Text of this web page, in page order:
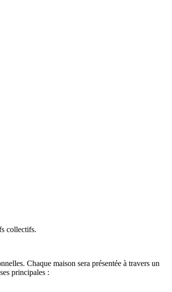
collectifs.
Chaque maison sera présentée à travers un
principales :